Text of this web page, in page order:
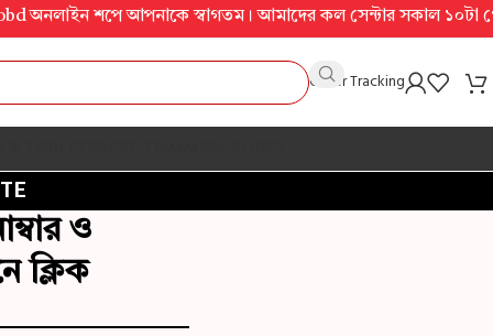
শপে আপনাকে স্বাগতম। আমাদের কল সেন্টার সকাল ১০টা থেকে
Order Tracking
ও
ক্লিক